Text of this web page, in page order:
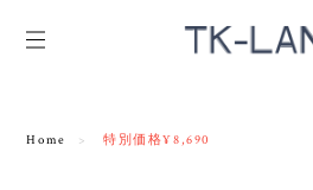
Home 特別価格¥8,690